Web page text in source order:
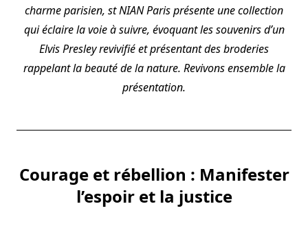
charme parisien, st NIAN Paris présente une collection
qui éclaire la voie à suivre, évoquant les souvenirs d’un
Elvis Presley revivifié et présentant des broderies
rappelant la beauté de la nature. Revivons ensemble la
présentation.
Courage et rébellion : Manifester
l’espoir et la justice